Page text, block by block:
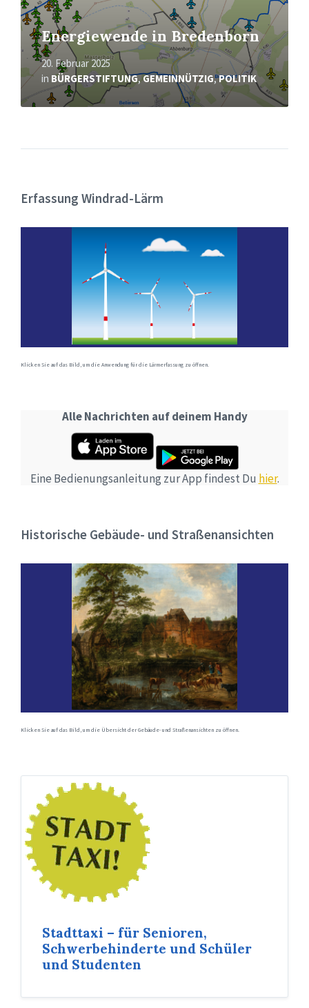
Energiewende in Bredenborn
20. Februar 2025
in BÜRGERSTIFTUNG,GEMEINNÜTZIG,POLITIK
Erfassung Windrad-Lärm
Klicken Sie auf das Bild, um die Anwendung für die Lärmerfassung zu öffnen.
Alle Nachrichten auf deinem Handy
Eine Bedienungsanleitung zur App findest Du hier.
Historische Gebäude- und Straßenansichten
Klicken Sie auf das Bild, um die Übersicht der Gebäude- und Straßenansichten zu öffnen.
Stadttaxi – für Senioren,
Schwerbehinderte und Schüler
und Studenten